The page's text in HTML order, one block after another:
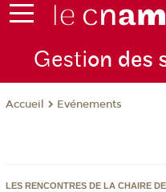
Gestion des
Accueil Evénements
LES RENCONTRES DE LA CHAIRE